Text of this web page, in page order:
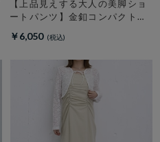
【上品見えする大人の美脚ショ
ートパンツ】金釦コンパクトシ
￥6,050